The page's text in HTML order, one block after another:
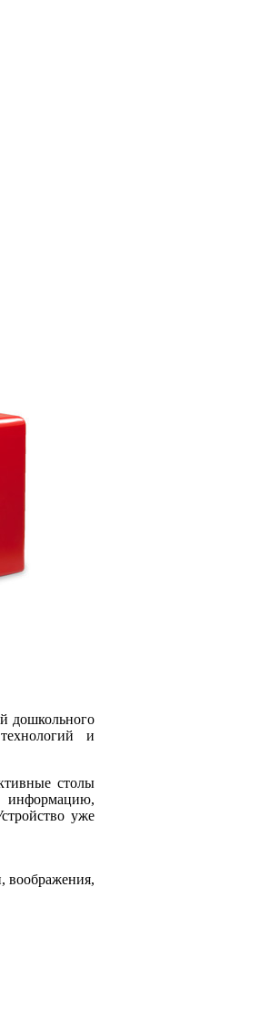
дошкольного
и
столы
уже
воображения,